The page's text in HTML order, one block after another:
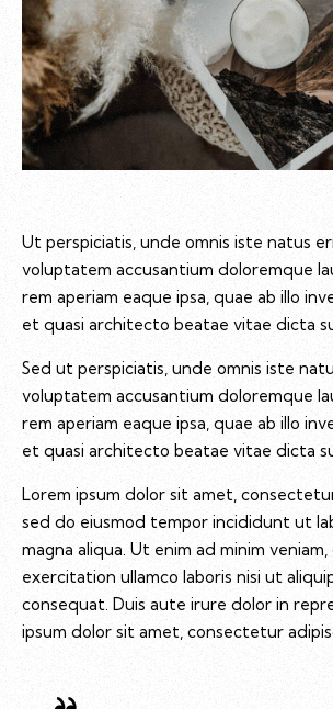
Ut perspiciatis, unde omnis iste natus
voluptatem accusantium doloremque
rem aperiam eaque ipsa, quae ab illo
et quasi architecto beatae vitae dicta
Sed ut perspiciatis, unde omnis iste
voluptatem accusantium doloremque
rem aperiam eaque ipsa, quae ab illo
et quasi architecto beatae vitae dicta
Lorem ipsum dolor sit amet,
sed do eiusmod tempor incididunt ut
magna aliqua. Ut enim ad minim
exercitation ullamco laboris nisi ut
consequat. Duis aute irure dolor in
ipsum dolor sit amet, consectetur